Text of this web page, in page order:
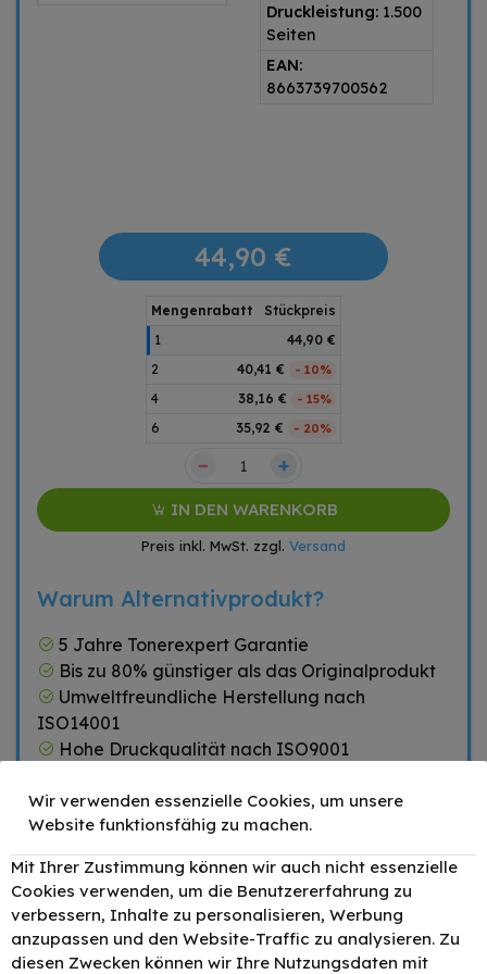
Druckleistung: 1.500
Seiten
EAN:
8663739700562
44,90 €
Mengenrabatt
Stückpreis
1
44,90 €
2
40,41 € - 10%
4 38,16 € - 15%
6 35,92 € - 20%
– +
IN DEN WARENKORB
Preis inkl. MwSt. zzgl. Versand
Warum Alternativprodukt?
5 Jahre Tonerexpert Garantie
Bis zu 80% günstiger als das Originalprodukt
Umweltfreundliche Herstellung nach
ISO14001
Hohe Druckqualität nach ISO9001
TONEX alternativ für
Canon 731M /
6273B002 Toner
Magenta bis zu 1500
Seiten
44,90 € – +
Wir verwenden essenzielle Cookies, um unsere
Website funktionsfähig zu machen.
Mit Ihrer Zustimmung können wir auch nicht essenzielle
Cookies verwenden, um die Benutzererfahrung zu
verbessern, Inhalte zu personalisieren, Werbung
anzupassen und den Website-Traffic zu analysieren. Zu
diesen Zwecken können wir Ihre Nutzungsdaten mit